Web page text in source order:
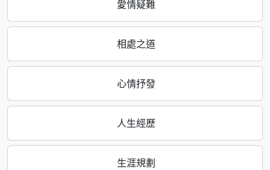
愛情疑難
相處之道
心情抒發
人生經歷
生涯規劃